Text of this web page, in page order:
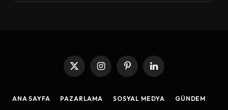
X
(Twitter)
InstagramPinterestLinkedIn
ANA SAYFA PAZARLAMA SOSYAL MEDYA
GÜNDEM